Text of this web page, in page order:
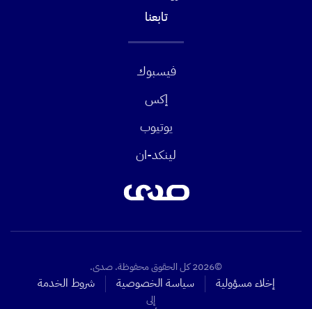
تابعنا
فيسبوك
إكس
يوتيوب
لينكد-ان
©2026 كل الحقوق محفوظة. صدى.
إخلاء مسؤولية سياسة الخصوصية شروط الخدمة
إلى